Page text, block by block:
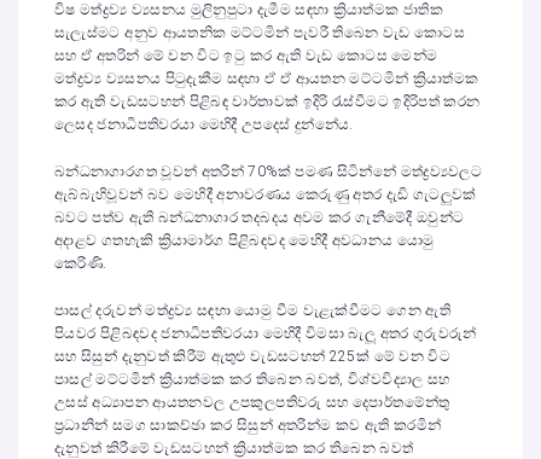
විෂ මත්ද්‍රව්‍ය ව්‍යසනය මුලිනුපුටා දැමීම සඳහා ක්‍රියාත්මක ජාතික
සැලැස්මට අනුව ආයතනික මට්ටමින් පැවරී තිබෙන වැඩ කොටස
සහ ඒ අතරින් මේ වන විට ඉටු කර ඇති වැඩ කොටස මෙන්ම
මත්ද්‍රව්‍ය ව්‍යසනය පිටුදැකීම සඳහා ඒ ඒ ආයතන මට්ටමින් ක්‍රියාත්මක
කර ඇති වැඩසටහන් පිළිබඳ වාර්තාවක් ඉදිරි රැස්වීමට ඉදිරිපත් කරන
ලෙසද ජනාධිපතිවරයා මෙහිදී උපදෙස් දුන්නේය.
බන්ධනාගාරගත වූවන් අතරින් 70%ක් පමණ සිටින්නේ මත්ද්‍රව්‍යවලට
ඇබ්බැහිවූවන් බව මෙහිදී අනාවරණය කෙරුණු අතර දැඩි ගැටලුවක්
බවට පත්ව ඇති බන්ධනාගාර තදබදය අවම කර ගැනීමේදී ඔවුන්ට
අදාළව ගතහැකි ක්‍රියාමාර්ග පිළිබඳවද මෙහිදී අවධානය යොමු
කෙරිණි.
පාසල් දරුවන් මත්ද්‍රව්‍ය සඳහා යොමු වීම වැළැක්වීමට ගෙන ඇති
පියවර පිළිබඳවද ජනාධිපතිවරයා මෙහිදී විමසා බැලූ අතර ගුරුවරුන්
සහ සිසුන් දැනුවත් කිරීම් ඇතුළු වැඩසටහන් 225ක් මේ වන විට
පාසල් මට්ටමින් ක්‍රියාත්මක කර තිබෙන බවත්, විශ්වවිද්‍යාල සහ
උසස් අධ්‍යාපන ආයතනවල උපකුලපතිවරු සහ දෙපාර්තමේන්තු
ප්‍රධානින් සමග සාකච්ඡා කර සිසුන් අතරින්ම කව ඇති කරමින්
දැනුවත් කිරීමේ වැඩසටහන් ක්‍රියාත්මක කර තිබෙන බවත්